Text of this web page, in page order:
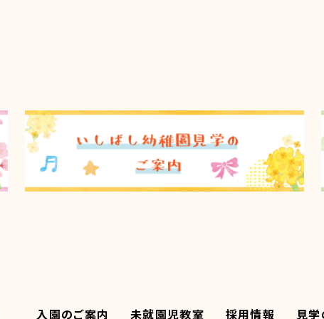
入園のご案内 未就園児教室 採用情報 見